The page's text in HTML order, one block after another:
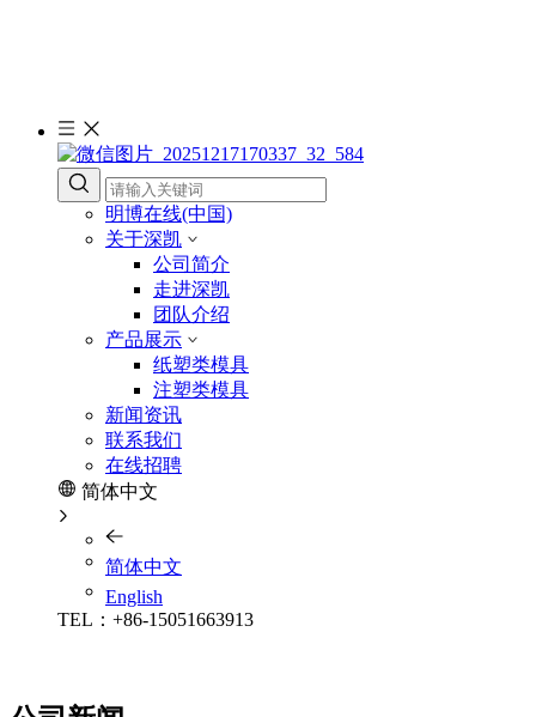
明博在线(中国)
关于深凯
公司简介
走进深凯
团队介绍
产品展示
纸塑类模具
注塑类模具
新闻资讯
联系我们
在线招聘
简体中文
简体中文
English
TEL：+86-15051663913